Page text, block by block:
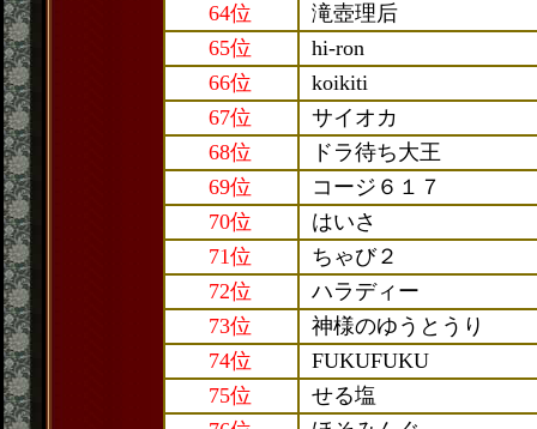
64位
滝壺理后
65位
hi-ron
66位
koikiti
67位
サイオカ
68位
ドラ待ち大王
69位
コージ６１７
70位
はいさ
71位
ちゃび２
72位
ハラディー
73位
神様のゆうとうり
74位
FUKUFUKU
75位
せる塩